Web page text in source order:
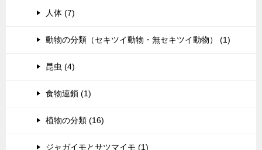
人体 (7)
動物の分類（セキツイ動物・無セキツイ動物） (1)
昆虫 (4)
食物連鎖 (1)
植物の分類 (16)
ジャガイモとサツマイモ (1)